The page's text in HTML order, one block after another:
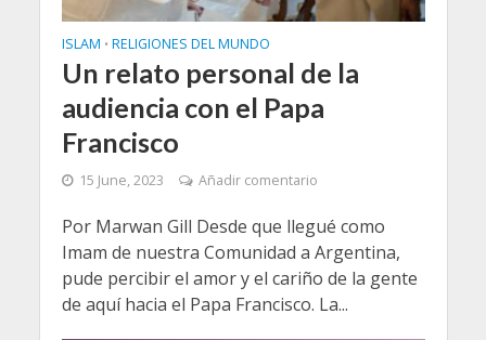
ISLAM • RELIGIONES DEL MUNDO
Un relato personal de la
audiencia con el Papa
Francisco
15 June, 2023 Añadir comentario
Por Marwan Gill Desde que llegué como
Imam de nuestra Comunidad a Argentina,
pude percibir el amor y el cariño de la gente
de aquí hacia el Papa Francisco. La...